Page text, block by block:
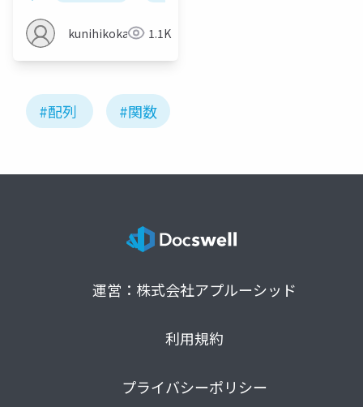
kunihikokaneko1.1K
#配列 #関数
運営：株式会社アプルーシッド
利用規約
プライバシーポリシー